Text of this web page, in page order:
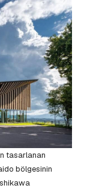
tasarlanan
bölgesinin